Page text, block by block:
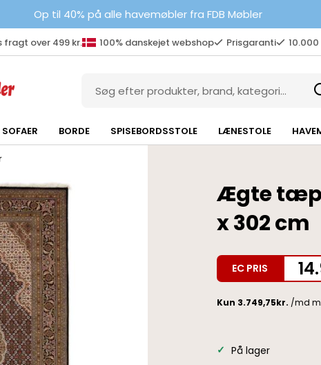
Op til 40% på alle havemøbler fra FDB Møbler
fragt over 499 kr. 100% danskejet webshop Prisgaranti
SOFAER BORDE SPISEBORDSSTOLE LÆNESTOLE
Ægte
x 302 cm
EC PRIS
På lager